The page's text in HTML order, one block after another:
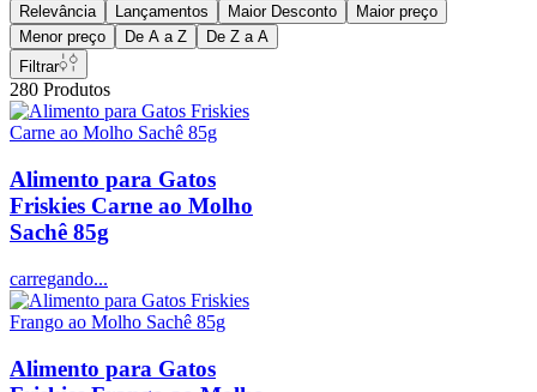
Relevância
Lançamentos Maior Desconto
Maior preço
Menor preço
De A a Z
De Z a A
Filtrar
280 Produtos
Alimento para Gatos
Friskies Carne ao Molho
Sachê 85g
carregando...
Alimento para Gatos